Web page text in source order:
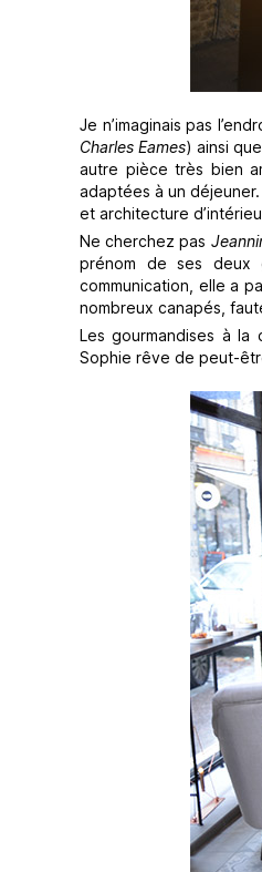
Je n’imaginais pas
Charles Eames) ainsi
autre pièce très bien
adaptées à un
et architecture
Ne cherchez pas
prénom de ses deux
communication, elle a
nombreux canapés,
Les gourmandises à
Sophie rêve de peut-